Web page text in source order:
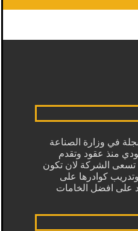
في وزارة الصناعة
منذ عقود وتقدم
تسعى الشركة لان تكون
كوادرها على
على افضل الخامات